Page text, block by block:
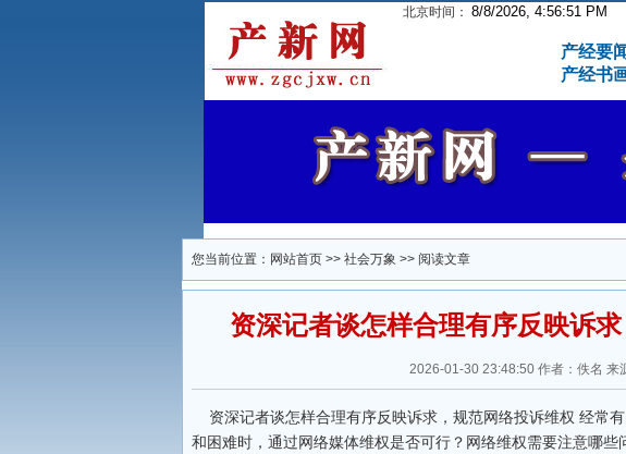
北京时间： 8/8/2026, 4:56:51 PM
产经要
产经书
您当前位置： 网站首页>> 社会万象 >> 阅读文章
资深记者谈怎样合理有序反映诉
2026-01-30 23:48:50 作者：佚名 来
资深记者谈怎样合理有序反映诉求，规范网络投诉维权 经常
和困难时，通过网络媒体维权是否可行？网络维权需要注意哪